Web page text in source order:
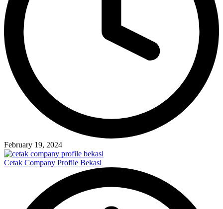
February 19, 2024
Cetak Company Profile Bekasi